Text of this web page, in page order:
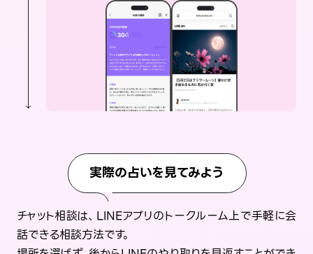
実際の占いを見てみよう
チャット相談は、LINEアプリのトークルーム上で手軽に会
話できる相談方法です。